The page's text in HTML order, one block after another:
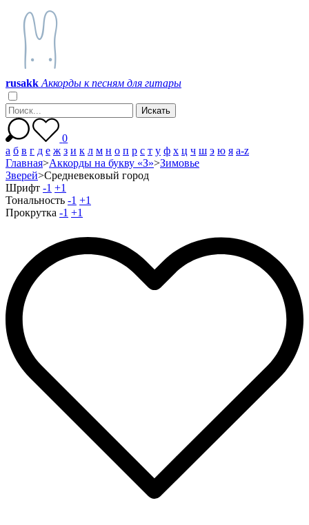
rusakk Аккорды к песням для гитары
0
а б в г д е ж з и к л м н о п р с т у ф х ц ч ш э ю я a-z
Главная>Аккорды на букву «З»>Зимовье
Зверей>Среднeвeкoвый гopoд
Шрифт -1 +1
Тональность -1 +1
Прокрутка -1 +1